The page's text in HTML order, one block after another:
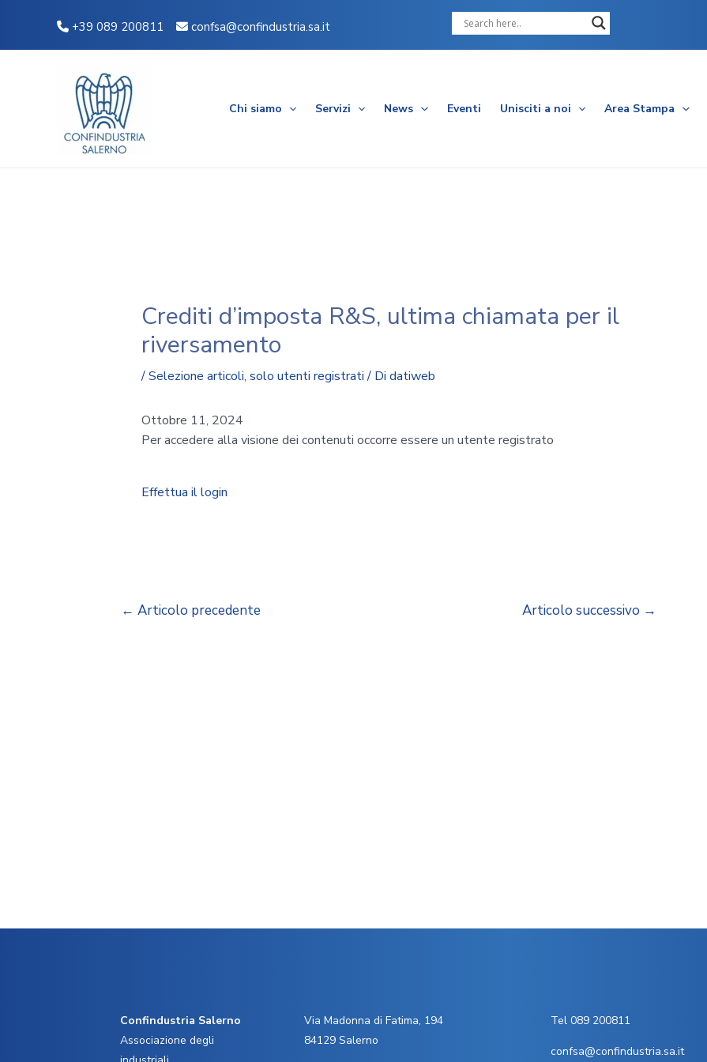
contenuto
+39 089 200811 confsa@confindustria.sa.it
Chi siamo Servizi News Eventi Unisciti a noi Area Stampa
Crediti d’imposta R&S, ultima chiamata per il
riversamento
/Selezione articoli, solo utenti registrati/ Di datiweb
Ottobre 11, 2024
Per accedere alla visione dei contenuti occorre essere un utente registrato
Effettua il login
articoli
← Articolo precedente Articolo successivo →
Confindustria Salerno
Associazione degli
Via Madonna di Fatima, 194
84129 Salerno
Tel 089 200811
confsa@confindustria.sa.it